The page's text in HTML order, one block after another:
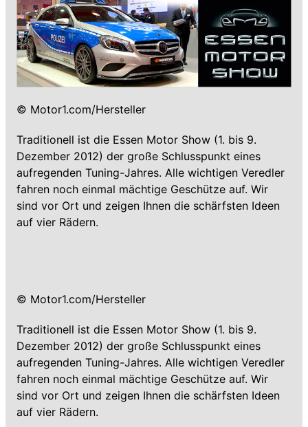
© Motor1.com/Hersteller
Traditionell ist die Essen Motor Show (1. bis 9.
Dezember 2012) der große Schlusspunkt eines
aufregenden Tuning-Jahres. Alle wichtigen Veredler
fahren noch einmal mächtige Geschütze auf. Wir
sind vor Ort und zeigen Ihnen die schärfsten Ideen
auf vier Rädern.
© Motor1.com/Hersteller
Traditionell ist die Essen Motor Show (1. bis 9.
Dezember 2012) der große Schlusspunkt eines
aufregenden Tuning-Jahres. Alle wichtigen Veredler
fahren noch einmal mächtige Geschütze auf. Wir
sind vor Ort und zeigen Ihnen die schärfsten Ideen
auf vier Rädern.